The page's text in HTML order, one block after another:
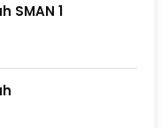
SMAN 1